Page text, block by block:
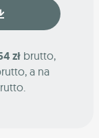
zł brutto,
a na